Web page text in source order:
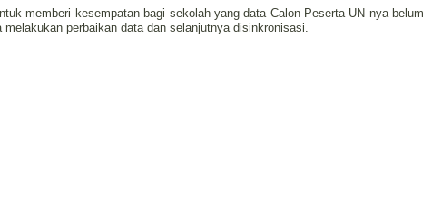
memberi kesempatan bagi sekolah yang data Calon Peserta UN nya belum
melakukan perbaikan data dan selanjutnya disinkronisasi.